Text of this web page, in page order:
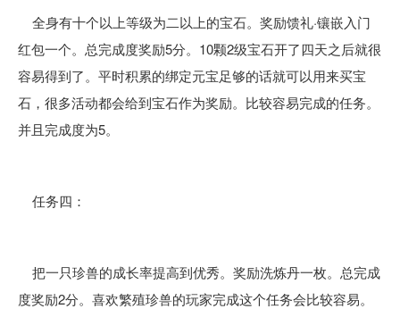
全身有十个以上等级为二以上的宝石。奖励馈礼·镶嵌入门
红包一个。总完成度奖励5分。10颗2级宝石开了四天之后就很
容易得到了。平时积累的绑定元宝足够的话就可以用来买宝
石，很多活动都会给到宝石作为奖励。比较容易完成的任务。
并且完成度为5。
任务四：
把一只珍兽的成长率提高到优秀。奖励洗炼丹一枚。总完成
度奖励2分。喜欢繁殖珍兽的玩家完成这个任务会比较容易。